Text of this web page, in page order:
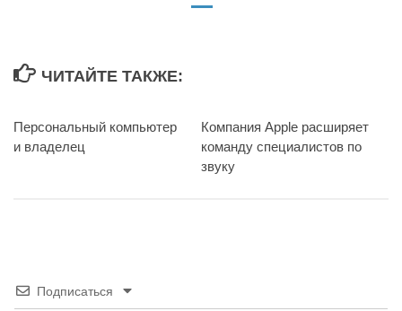
ЧИТАЙТЕ ТАКЖЕ:
Персональный компьютер
и владелец
Компания Apple расширяет
команду специалистов по
звуку
Подписаться